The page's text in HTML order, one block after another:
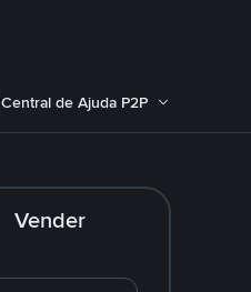
Central de Ajuda P2P
Vender